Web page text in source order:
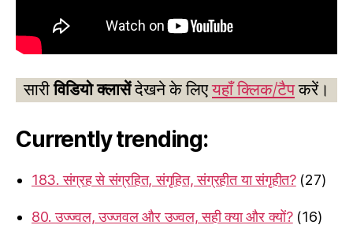
सारीविडियो क्लासेंदेखने के लिएयहाँ क्लिक/टैपकरें।
Currently trending:
183. संग्रह से संग्रहित, संगृहित, संग्रहीत या संगृहीत? (27)
80. उज्ज्वल, उज्जवल और उज्वल, सही क्या और क्यों? (16)